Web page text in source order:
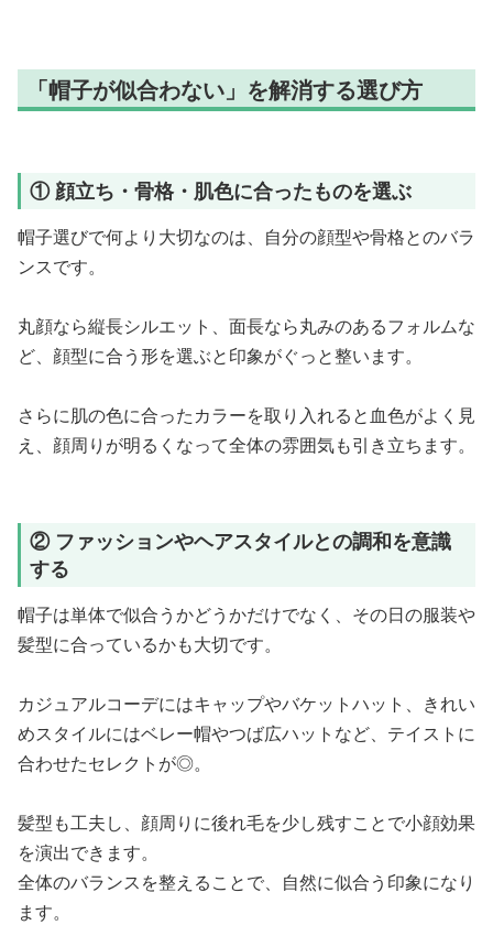
「帽子が似合わない」を解消する選び方
① 顔立ち・骨格・肌色に合ったものを選ぶ
帽子選びで何より大切なのは、自分の顔型や骨格とのバラ
ンスです。
丸顔なら縦長シルエット、面長なら丸みのあるフォルムな
ど、顔型に合う形を選ぶと印象がぐっと整います。
さらに肌の色に合ったカラーを取り入れると血色がよく見
え、顔周りが明るくなって全体の雰囲気も引き立ちます。
② ファッションやヘアスタイルとの調和を意識
する
帽子は単体で似合うかどうかだけでなく、その日の服装や
髪型に合っているかも大切です。
カジュアルコーデにはキャップやバケットハット、きれい
めスタイルにはベレー帽やつば広ハットなど、テイストに
合わせたセレクトが◎。
髪型も工夫し、顔周りに後れ毛を少し残すことで小顔効果
を演出できます。
全体のバランスを整えることで、自然に似合う印象になり
ます。